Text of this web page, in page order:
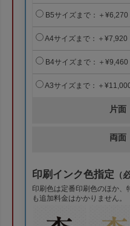
B5サイズまで：＋¥6,270
A4サイズまで：＋¥7,920
B4サイズまで：＋¥9,460
A3サイズまで：＋
片面
両面
印刷インク色指定 （
印刷色は定番印刷色のほか、
も追加料金はかかりません。